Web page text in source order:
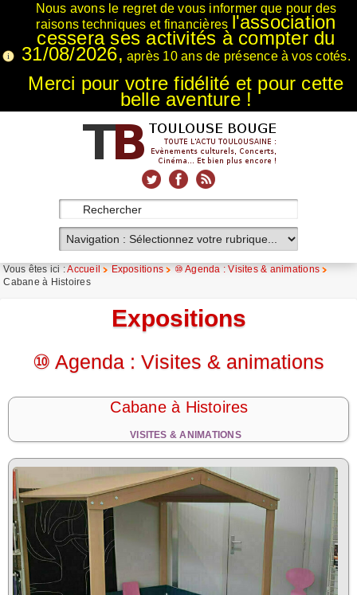
Nous avons le regret de vous informer que pour des
raisons techniques et financières l'association
cessera ses activités à compter du
31/08/2026, après 10 ans de présence à vos cotés.
Merci pour votre fidélité et pour cette
belle aventure !
Vous êtes ici :Accueil Expositions
⑩ Agenda : Visites & animations
Cabane à Histoires
Expositions
⑩ Agenda : Visites & animations
Cabane à Histoires
VISITES & ANIMATIONS